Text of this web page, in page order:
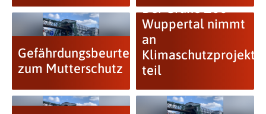
Gefährdungsbeurteilung
zum Mutterschutz
Der Grüne Zoo
Wuppertal nimmt
an
Klimaschutzprojekt
teil